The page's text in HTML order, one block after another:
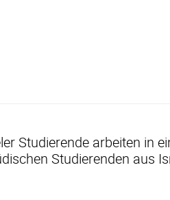
Studierende arbeiten in
Studierenden aus